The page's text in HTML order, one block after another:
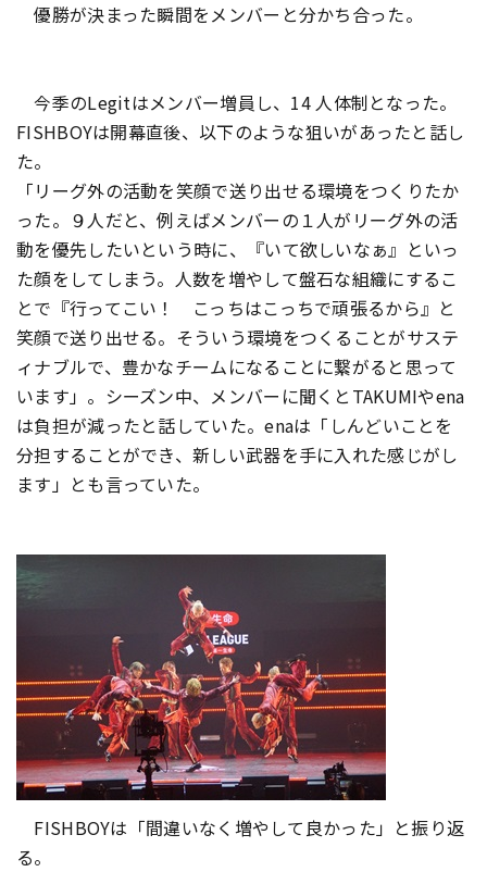
優勝が決まった瞬間をメンバーと分かち合った。
今季のLegitはメンバー増員し、14 人体制となった。
FISHBOYは開幕直後、以下のような狙いがあったと話し
た。
「リーグ外の活動を笑顔で送り出せる環境をつくりたか
った。９人だと、例えばメンバーの１人がリーグ外の活
動を優先したいという時に、『いて欲しいなぁ』といっ
た顔をしてしまう。人数を増やして盤石な組織にするこ
とで『行ってこい！ こっちはこっちで頑張るから』と
笑顔で送り出せる。そういう環境をつくることがサステ
ィナブルで、豊かなチームになることに繋がると思って
います」。シーズン中、メンバーに聞くとTAKUMIやena
は負担が減ったと話していた。enaは「しんどいことを
分担することができ、新しい武器を手に入れた感じがし
ます」とも言っていた。
FISHBOYは「間違いなく増やして良かった」と振り返
る。